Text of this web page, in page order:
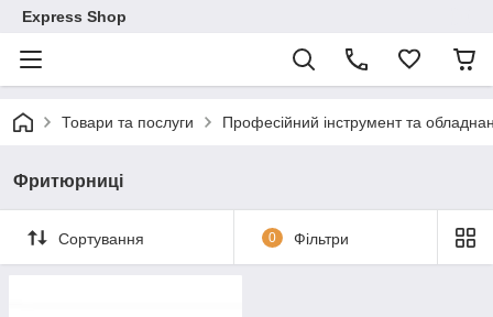
Express Shop
Товари та послуги Професійний інструмент та
Фритюрниці
Сортування 0 Фільтри